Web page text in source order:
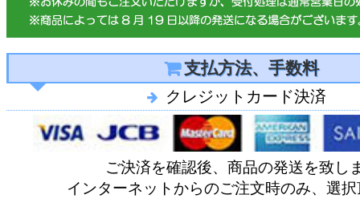
支払方法、手数料
クレジットカード決済
ご決済を確認後、商品の発送を致し
インターネットからのご注文時のみ、選